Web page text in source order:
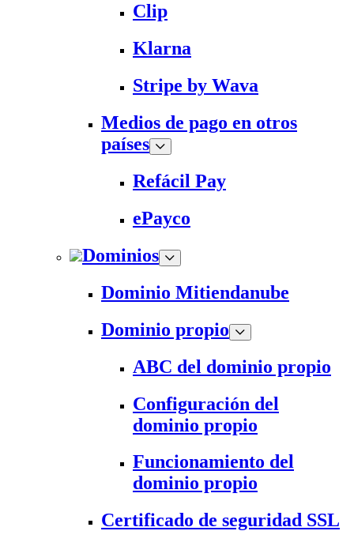
Clip
Klarna
Stripe by Wava
Medios de pago en otros
países
Refácil Pay
ePayco
Dominios
Dominio Mitiendanube
Dominio propio
ABC del dominio propio
Configuración del
dominio propio
Funcionamiento del
dominio propio
Certificado de seguridad SSL